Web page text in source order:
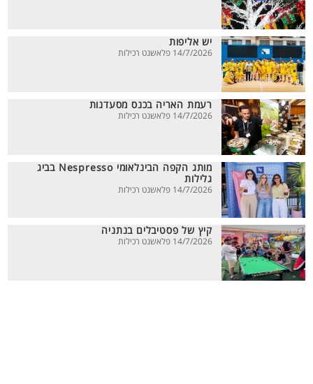
יש אליפות
14/7/2026 פלאשנט רכילות
רעמת האריה בכנס מסעדנות
14/7/2026 פלאשנט רכילות
מותג הקפה הבינלאומי Nespresso בביג
גלילות
14/7/2026 פלאשנט רכילות
קיץ של פסטיבלים בנתניה
14/7/2026 פלאשנט רכילות